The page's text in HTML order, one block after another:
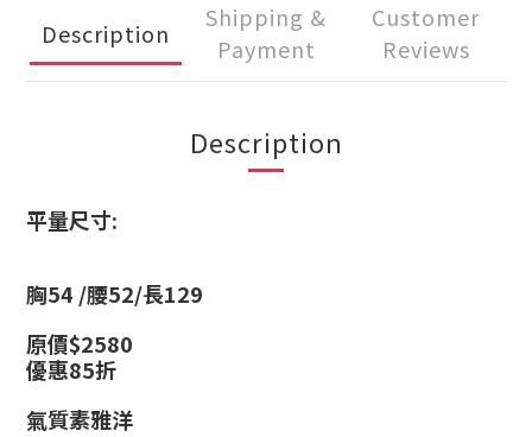
Description
Shipping &
Payment
Customer
Reviews
Description
平量尺寸:
胸54 /腰52/長129
原價$2580
優惠85折
氣質素雅洋